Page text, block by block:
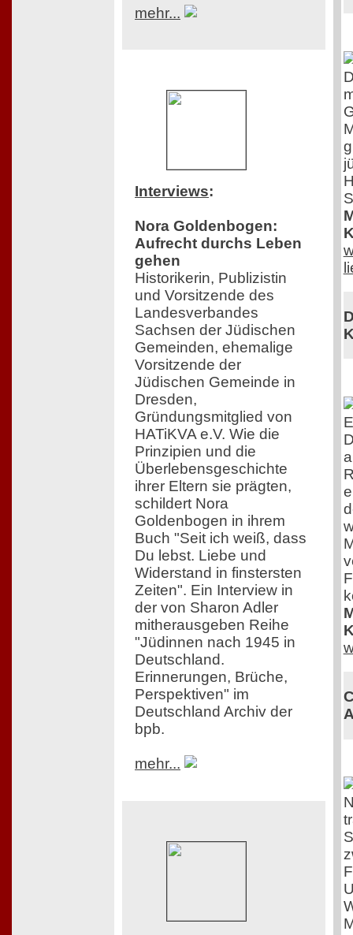
mehr...
Interviews:
Nora Goldenbogen:
Aufrecht durchs Leben
gehen
Historikerin, Publizistin
und Vorsitzende des
Landesverbandes
Sachsen der Jüdischen
Gemeinden, ehemalige
Vorsitzende der
Jüdischen Gemeinde in
Dresden,
Gründungsmitglied von
HATiKVA e.V. Wie die
Prinzipien und die
Überlebensgeschichte
ihrer Eltern sie prägten,
schildert Nora
Goldenbogen in ihrem
Buch "Seit ich weiß, dass
Du lebst. Liebe und
Widerstand in finstersten
Zeiten". Ein Interview in
der von Sharon Adler
mitherausgeben Reihe
"Jüdinnen nach 1945 in
Deutschland.
Erinnerungen, Brüche,
Perspektiven" im
Deutschland Archiv der
bpb.
mehr...